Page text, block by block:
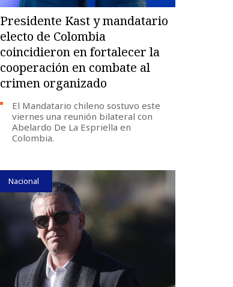
Presidente Kast y mandatario
electo de Colombia
coincidieron en fortalecer la
cooperación en combate al
crimen organizado
El Mandatario chileno sostuvo este
viernes una reunión bilateral con
Abelardo De La Espriella en
Colombia.
Nacional